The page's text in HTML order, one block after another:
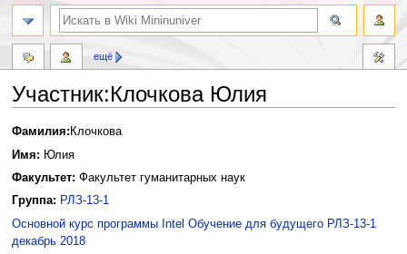
Участник:Клочкова Юлия
Перейти
к
Перейти
к
Фамилия: Клочкова
Имя: Юлия
Факультет: Факультет гуманитарных наук
Группа: РЛЗ-13-1
Основной курс программы Intel Обучение для будущего РЛЗ-13-1
декабрь 2018
ещё